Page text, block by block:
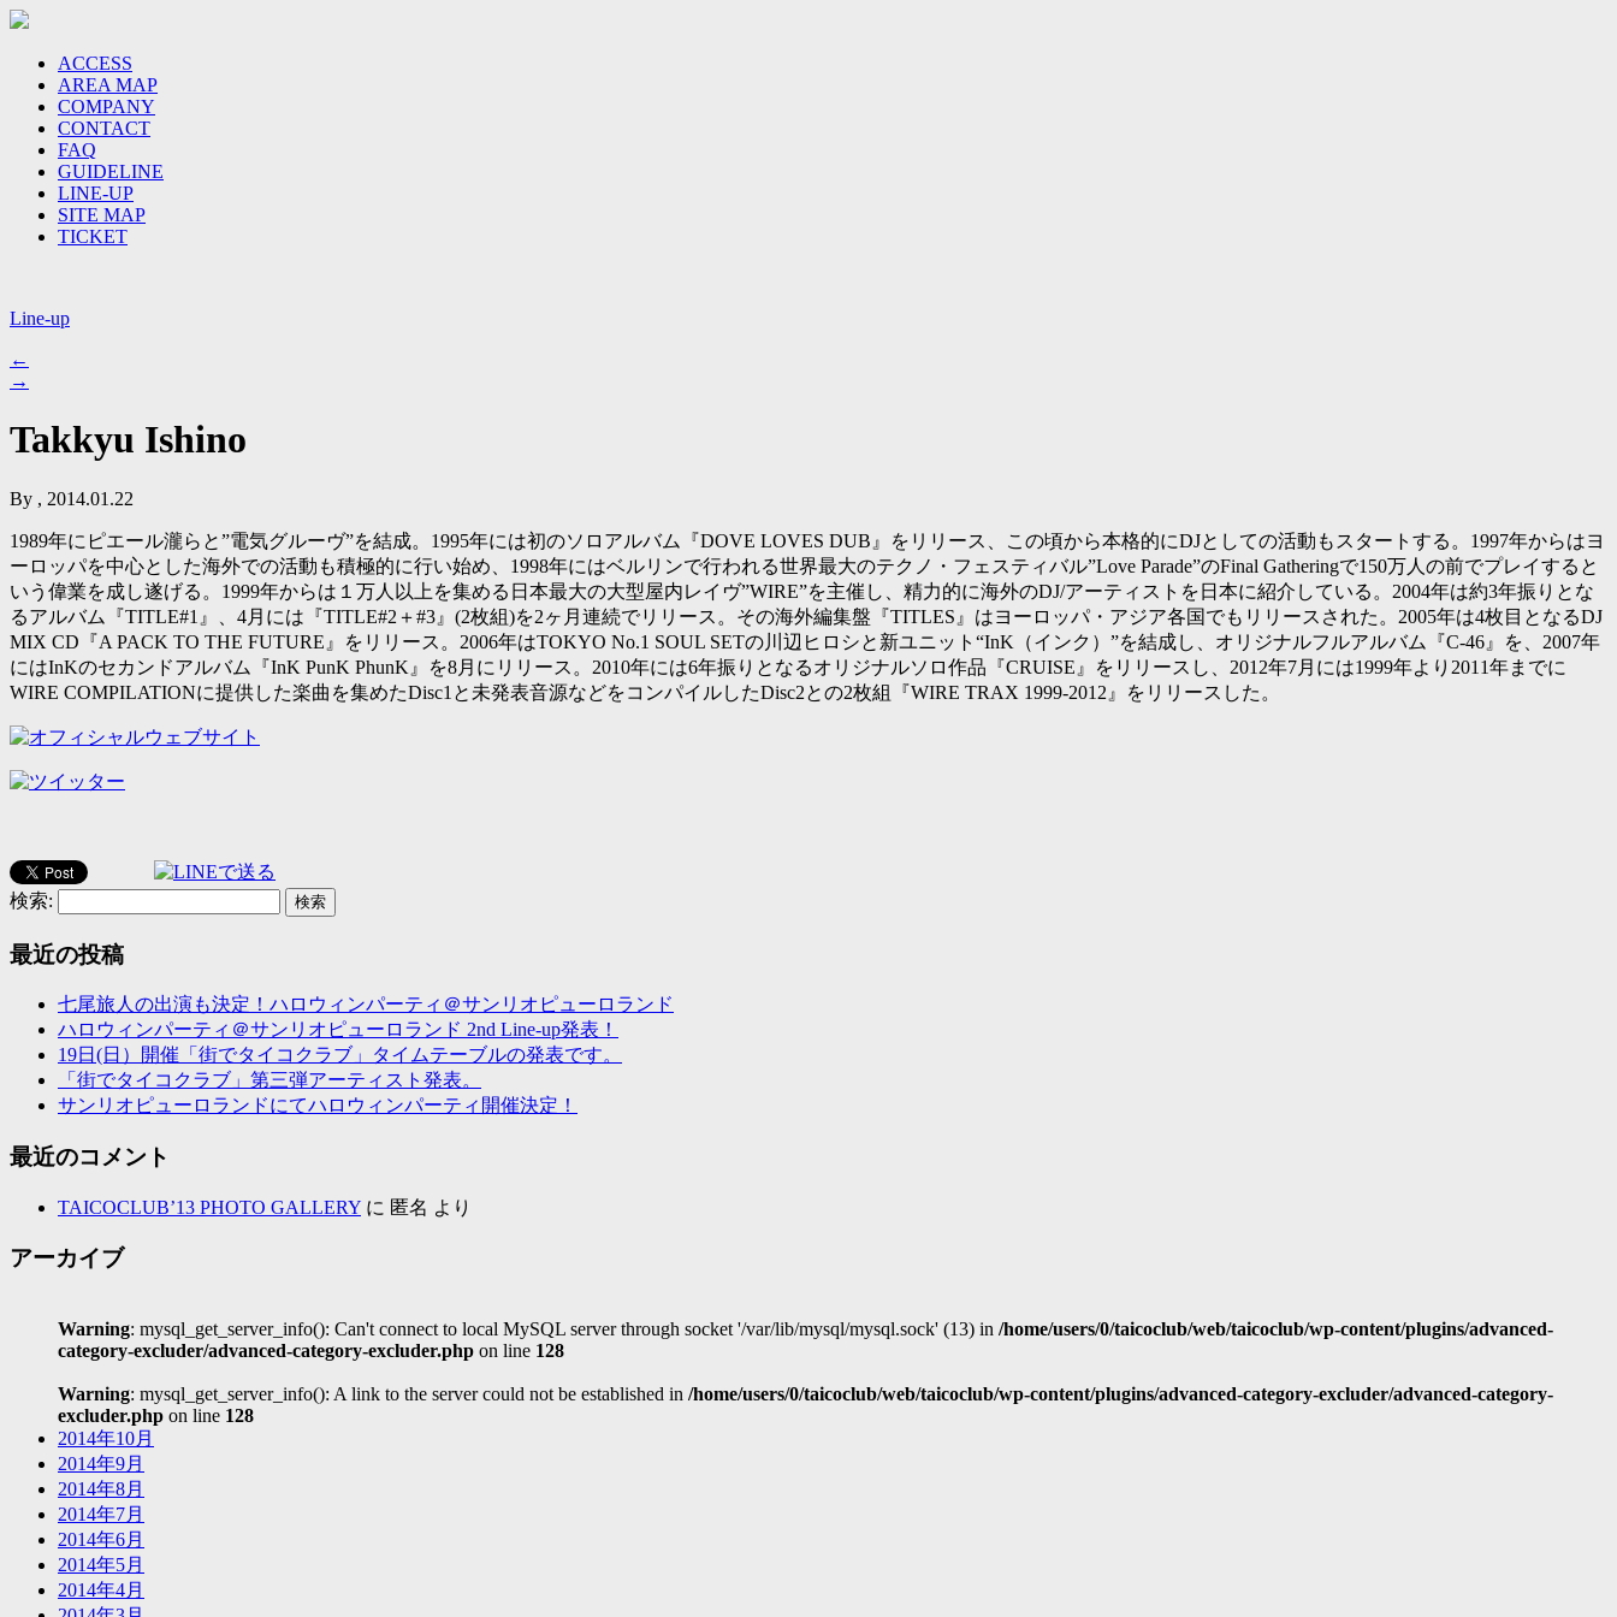
ACCESS
AREA MAP
COMPANY
CONTACT
FAQ
GUIDELINE
LINE-UP
SITE MAP
TICKET
Line-up
←
→
Takkyu Ishino
By , 2014.01.22
1989年にピエール瀧らと”電気グルーヴ”を結成。1995年には初のソロアルバム『DOVE LOVES DUB』をリリース、この頃から本格的にDJとしての活動もスタートする。1997年からはヨ
ーロッパを中心とした海外での活動も積極的に行い始め、1998年にはベルリンで行われる世界最大のテクノ・フェスティバル”Love Parade”のFinal Gatheringで150万人の前でプレイすると
いう偉業を成し遂げる。1999年からは１万人以上を集める日本最大の大型屋内レイヴ”WIRE”を主催し、精力的に海外のDJ/アーティストを日本に紹介している。2004年は約3年振りとな
るアルバム『TITLE#1』、4月には『TITLE#2＋#3』(2枚組)を2ヶ月連続でリリース。その海外編集盤『TITLES』はヨーロッパ・アジア各国でもリリースされた。2005年は4枚目となるDJ
MIX CD『A PACK TO THE FUTURE』をリリース。2006年はTOKYO No.1 SOUL SETの川辺ヒロシと新ユニット“InK（インク）”を結成し、オリジナルフルアルバム『C-46』を、2007年
にはInKのセカンドアルバム『InK PunK PhunK』を8月にリリース。2010年には6年振りとなるオリジナルソロ作品『CRUISE』をリリースし、2012年7月には1999年より2011年までに
WIRE COMPILATIONに提供した楽曲を集めたDisc1と未発表音源などをコンパイルしたDisc2との2枚組『WIRE TRAX 1999-2012』をリリースした。
検索:
最近の投稿
七尾旅人の出演も決定！ハロウィンパーティ＠サンリオピューロランド
ハロウィンパーティ＠サンリオピューロランド 2nd Line-up発表！
19日(日）開催「街でタイコクラブ」タイムテーブルの発表です。
「街でタイコクラブ」第三弾アーティスト発表。
サンリオピューロランドにてハロウィンパーティ開催決定！
最近のコメント
TAICOCLUB’13 PHOTO GALLERY に 匿名 より
アーカイブ
Warning: mysql_get_server_info(): Can't connect to local MySQL server through socket '/var/lib/mysql/mysql.sock' (13) in /home/users/0/taicoclub/web/taicoclub/wp-content/plugins/advanced-
category-excluder/advanced-category-excluder.php on line 128
Warning: mysql_get_server_info(): A link to the server could not be established in /home/users/0/taicoclub/web/taicoclub/wp-content/plugins/advanced-category-excluder/advanced-category-
excluder.php on line 128
2014年10月
2014年9月
2014年8月
2014年7月
2014年6月
2014年5月
2014年4月